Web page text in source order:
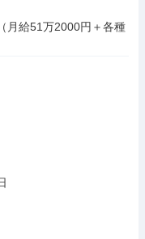
月給51万2000円＋各種